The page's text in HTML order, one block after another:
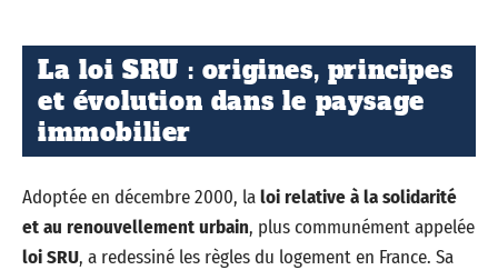
La loi SRU : origines, principes
et évolution dans le paysage
immobilier
Adoptée en décembre 2000, laloi relative à la solidarité
et au renouvellement urbain, plus communément appelée
loi SRU, a redessiné les règles du logement en France. Sa